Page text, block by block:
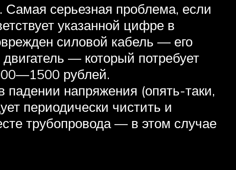
серьезная проблема, если
указанной цифре в
силовой кабель — его
— который потребует
рублей.
падении напряжения (опять-таки,
периодически чистить и
трубопровода — в этом случае